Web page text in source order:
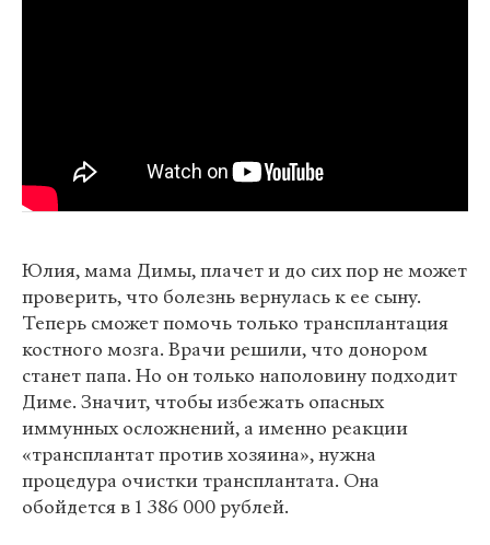
Юлия, мама Димы, плачет и до сих пор не может
проверить, что болезнь вернулась к ее сыну.
Теперь сможет помочь только трансплантация
костного мозга. Врачи решили, что донором
станет папа. Но он только наполовину подходит
Диме. Значит, чтобы избежать опасных
иммунных осложнений, а именно реакции
«трансплантат против хозяина», нужна
процедура очистки трансплантата. Она
обойдется в 1 386 000 рублей.